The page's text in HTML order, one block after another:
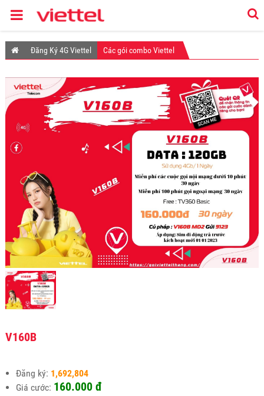
Đăng Ký 4G Viettel Các gói combo Viettel
V160B
Đăng ký: 1,692,804
Giá cước: 160.000 đ